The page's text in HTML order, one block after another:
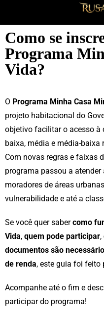
Como se
Programa
Vida?
O Programa Minha Casa
projeto habitacional do
objetivo facilitar o acesso
baixa, média e média-baixa
Com novas regras e faixas
programa passou a
moradores de áreas
vulnerabilidade e até a
Se você quer sabercomo
Vida, quem pode participar,
documentos são
de renda, este guia foi feito
Acompanhe até o fim e
participar do programa!